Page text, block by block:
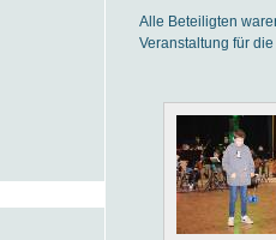
Alle Beteiligten
Veranstaltung für